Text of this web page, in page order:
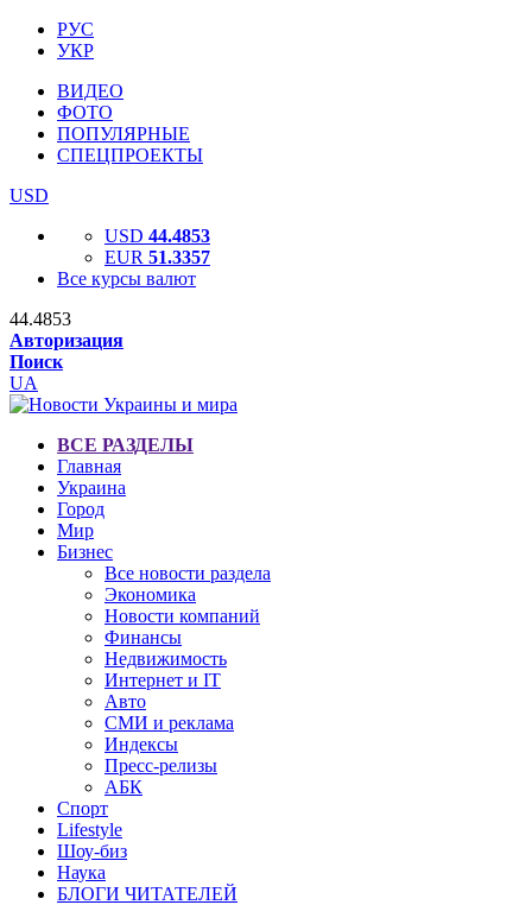
РУС
УКР
ВИДЕО
ФОТО
ПОПУЛЯРНЫЕ
СПЕЦПРОЕКТЫ
USD
USD 44.4853
EUR 51.3357
Все курсы валют
44.4853
Авторизация
Поиск
UA
ВСЕ РАЗДЕЛЫ
Главная
Украина
Город
Мир
Бизнес
Все новости раздела
Экономика
Новости компаний
Финансы
Недвижимость
Интернет и IT
Авто
СМИ и реклама
Индексы
Пресс-релизы
АБК
Спорт
Lifestyle
Шоу-биз
Наука
БЛОГИ ЧИТАТЕЛЕЙ